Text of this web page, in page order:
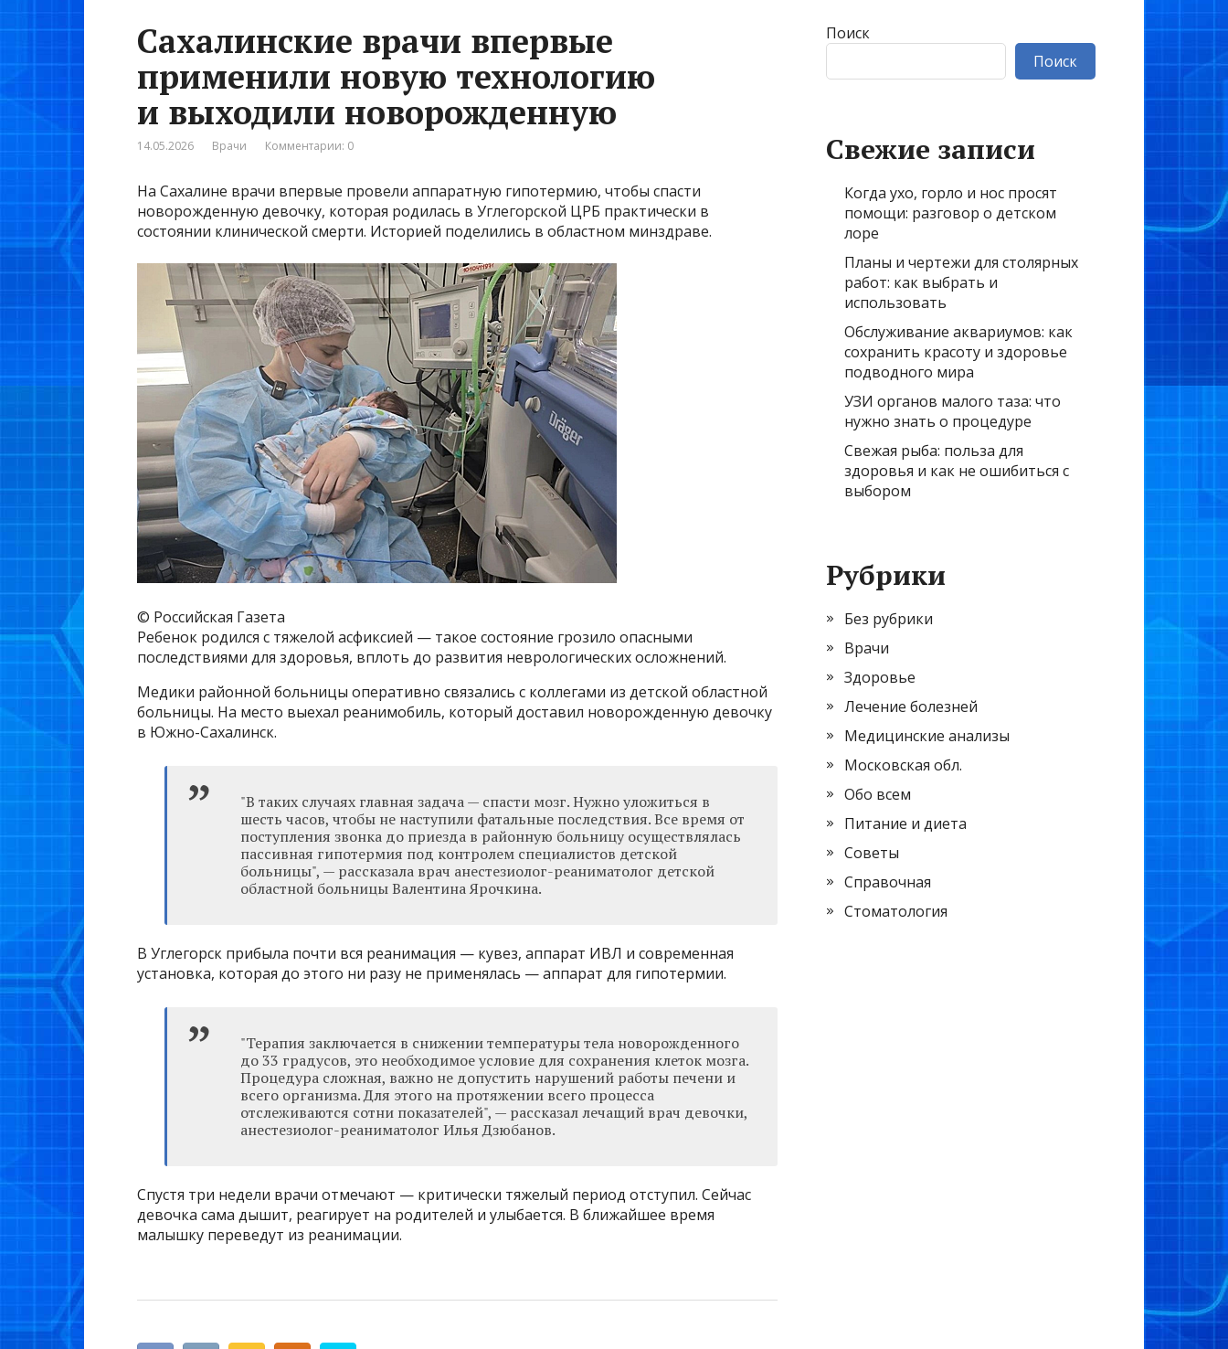
Сахалинские врачи впервые
применили новую технологию
и выходили новорожденную
14.05.2026 Врачи Комментарии: 0
На Сахалине врачи впервые провели аппаратную гипотермию, чтобы спасти
новорожденную девочку, которая родилась в Углегорской ЦРБ практически в
состоянии клинической смерти. Историей поделились в областном минздраве.
© Российская Газета
Ребенок родился с тяжелой асфиксией — такое состояние грозило опасными
последствиями для здоровья, вплоть до развития неврологических осложнений.
Медики районной больницы оперативно связались с коллегами из детской областной
больницы. На место выехал реанимобиль, который доставил новорожденную девочку
в Южно-Сахалинск.
"В таких случаях главная задача — спасти мозг. Нужно уложиться в
шесть часов, чтобы не наступили фатальные последствия. Все время от
поступления звонка до приезда в районную больницу осуществлялась
пассивная гипотермия под контролем специалистов детской
больницы", — рассказала врач анестезиолог-реаниматолог детской
областной больницы Валентина Ярочкина.
В Углегорск прибыла почти вся реанимация — кувез, аппарат ИВЛ и современная
установка, которая до этого ни разу не применялась — аппарат для гипотермии.
"Терапия заключается в снижении температуры тела новорожденного
до 33 градусов, это необходимое условие для сохранения клеток мозга.
Процедура сложная, важно не допустить нарушений работы печени и
всего организма. Для этого на протяжении всего процесса
отслеживаются сотни показателей", — рассказал лечащий врач девочки,
анестезиолог-реаниматолог Илья Дзюбанов.
Спустя три недели врачи отмечают — критически тяжелый период отступил. Сейчас
девочка сама дышит, реагирует на родителей и улыбается. В ближайшее время
малышку переведут из реанимации.
Поиск
Поиск
Свежие записи
Когда ухо, горло и нос просят
помощи: разговор о детском
лоре
Планы и чертежи для столярных
работ: как выбрать и
использовать
Обслуживание аквариумов: как
сохранить красоту и здоровье
подводного мира
УЗИ органов малого таза: что
нужно знать о процедуре
Свежая рыба: польза для
здоровья и как не ошибиться с
выбором
Рубрики
Без рубрики
Врачи
Здоровье
Лечение болезней
Медицинские анализы
Московская обл.
Обо всем
Питание и диета
Советы
Справочная
Стоматология